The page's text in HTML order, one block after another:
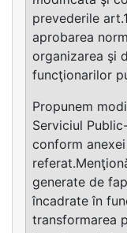
prevederile
aprobarea
organizarea şi
funcţionarilor
Propunem
Serviciul
conform
generate de
încadrate în
transformarea